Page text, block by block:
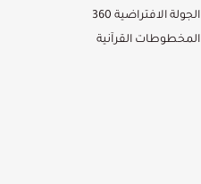
الجولة الافتراضية 360
المخطوطات القرآنية